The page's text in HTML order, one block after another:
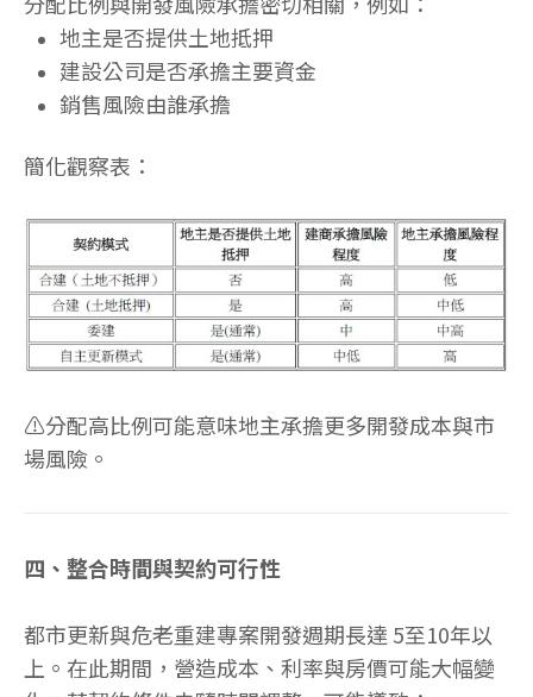
地主是否提供土地抵押
建設公司是否承擔主要資金
銷售風險由誰承擔
簡化觀察表：
⚠️分配高比例可能意味地主承擔更多開發成本與市
場風險。
四、整合時間與契約可行性
都市更新與危老重建專案開發週期長達 5至10年以
上。在此期間，營造成本、利率與房價可能大幅變